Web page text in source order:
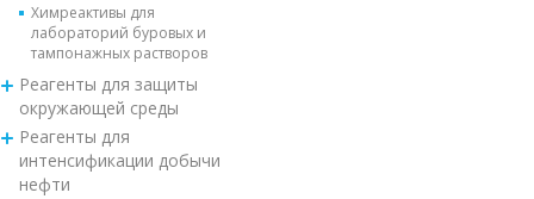
Химреактивы для
лабораторий буровых и
тампонажных растворов
Реагенты для защиты
окружающей среды
Реагенты для
интенсификации добычи
нефти